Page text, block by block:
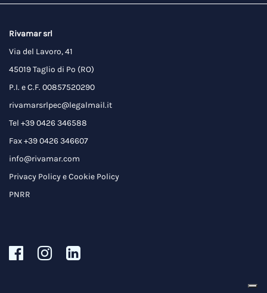
Rivamar srl
Via del Lavoro, 41
45019 Taglio di Po (RO)
P.I. e C.F. 00857520290
rivamarsrlpec@legalmail.it
Tel +39 0426 346588
Fax +39 0426 346607
info@rivamar.com
Privacy PolicyeCookie Policy
PNRR